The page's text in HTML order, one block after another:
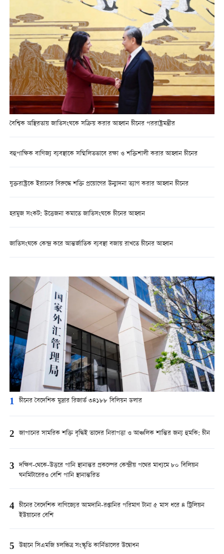
বৈশ্বিক অস্থিরতায় জাতিসংঘকে সক্রিয় করার আহ্বান চীনের পররাষ্ট্রমন্ত্রীর
বহুপাক্ষিক বাণিজ্য ব্যবস্থাকে সম্মিলিতভাবে রক্ষা ও শক্তিশালী করার আহ্বান চীনের
যুক্তরাষ্ট্রকে ইরানের বিরুদ্ধে শক্তি প্রয়োগের উন্মাদনা ত্যাগ করার আহ্বান চীনের
হরমুজ সংকট: উত্তেজনা কমাতে জাতিসংঘকে চীনের আহ্বান
জাতিসংঘকে কেন্দ্র করে আন্তর্জাতিক ব্যবস্থা বজায় রাখতে চীনের আহ্বান
1 চীনের বৈদেশিক মুদ্রার রিজার্ভ ৩৪১৮৮ বিলিয়ন ডলার
2 জাপানের সামরিক শক্তি বৃদ্ধিই তাদের নিরাপত্তা ও আঞ্চলিক শান্তির জন্য হুমকি: চীন
3 দক্ষিণ-থেকে-উত্তরে পানি স্থানান্তর প্রকল্পের কেন্দ্রীয় পথের মাধ্যমে ৮০ বিলিয়ন
ঘনমিটারেরও বেশি পানি স্থানান্তরিত
4 চীনের বৈদেশিক বাণিজ্যের আমদানি-রপ্তানির পরিমাণ টানা ৫ মাস ধরে ৪ ট্রিলিয়ন
ইউয়ানের বেশি
5 উহানে সিএমজি চলচ্চিত্র সংস্কৃতি কার্নিভালের উদ্বোধন